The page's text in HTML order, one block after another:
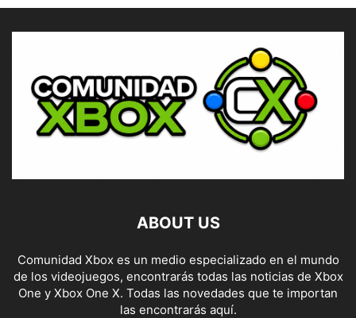
ABOUT US
Comunidad Xbox es un medio especializado en el mundo
de los videojuegos, encontrarás todas las noticias de Xbox
One y Xbox One X. Todas las novedades que te importan
las encontrarás aquí.